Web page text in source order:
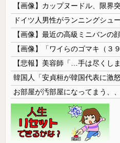
【画像】カップヌードル、限界
【画像】最近の高級ミニバンの
【画像】「ワイらのゴマキ（３９
【悲報】美容師「…手は尽く
お部屋が汚部屋になってまう、、